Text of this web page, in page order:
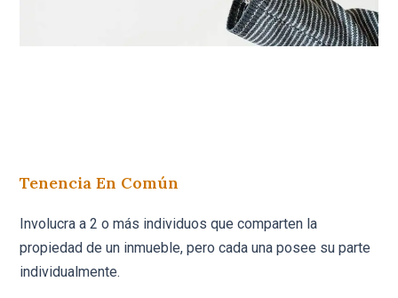
Tenencia En Común
Involucra a 2 o más individuos que comparten la
propiedad de un inmueble, pero cada una posee su parte
individualmente.